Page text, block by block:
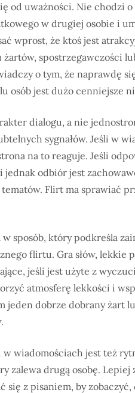
od uważności. Nie chodzi
w drugiej osobie i
wprost, że ktoś jest
spostrzegawczości
o tym, że naprawdę
osób jest dużo cenniejsze
dialogu, a nie
sygnałów. Jeśli w
na to reaguje. Jeśli
jednak odbiór jest
Flirt ma sprawiać
sposób, który podkreśla
flirtu. Gra słów,
jeśli jest użyte z
atmosferę lekkości i
jeden dobrze dobrany żart
w wiadomościach jest też
zalewa drugą osobę.
się z pisaniem, by